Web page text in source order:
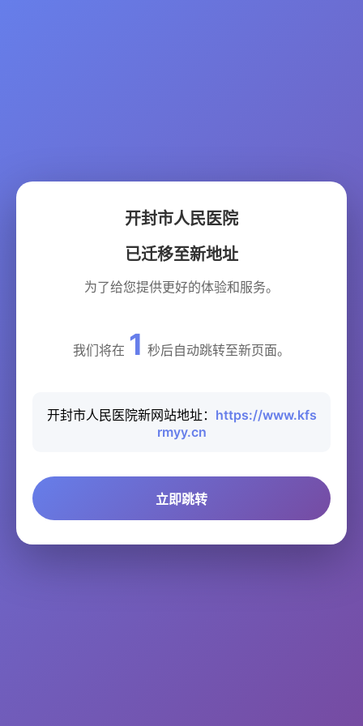
开封市人民医院
已迁移至新地址
为了给您提供更好的体验和服务。
我们将在 1 秒后自动跳转至新页面。
开封市人民医院新网站地址： https://www.kfs
rmyy.cn
立即跳转